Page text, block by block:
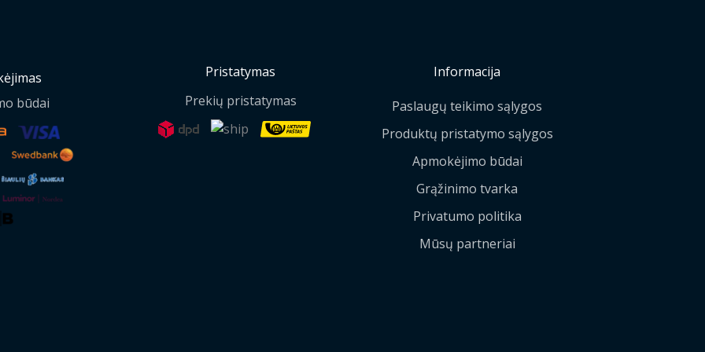
būdai
Pristatymas
Prekių pristatymas
Informacija
Paslaugų teikimo sąlygos
Produktų pristatymo sąlygos
Apmokėjimo būdai
Grąžinimo tvarka
Privatumo politika
Mūsų partneriai